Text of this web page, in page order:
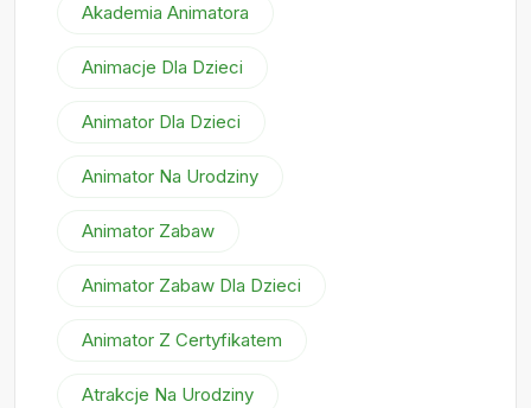
Akademia Animatora
Animacje Dla Dzieci
Animator Dla Dzieci
Animator Na Urodziny
Animator Zabaw
Animator Zabaw Dla Dzieci
Animator Z Certyfikatem
Atrakcje Na Urodziny